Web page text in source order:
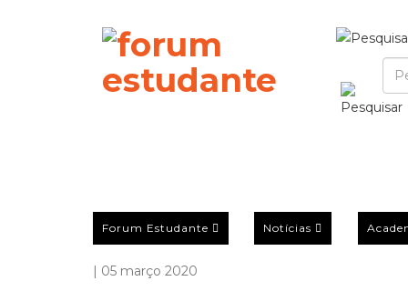
Forum Estudante Notícias
| 05 março 2020